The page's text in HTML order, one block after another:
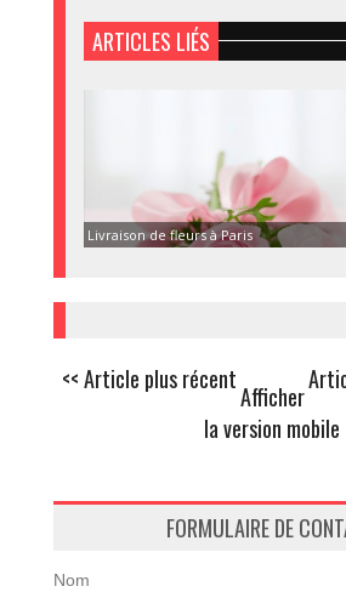
ARTICLES LIÉS
Livraison de fleurs à Paris
<< Article plus récent
Afficher
la version mobile
FORMULAIRE DE
Nom